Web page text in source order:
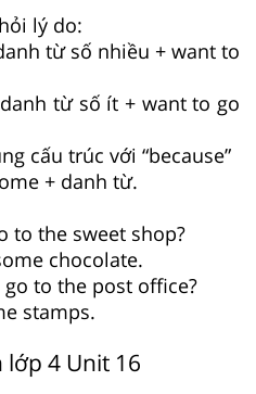
lý do:
từ số nhiều + want to
từ số ít + want to go
cấu trúc với “because”
+ danh từ.
to the sweet shop?
chocolate.
to the post office?
stamps.
lớp 4 Unit 16